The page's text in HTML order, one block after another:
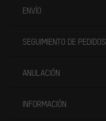
ENVÍO
SEGUIMIENTO DE PEDIDOS
ANULACIÓN
INFORMACIÓN